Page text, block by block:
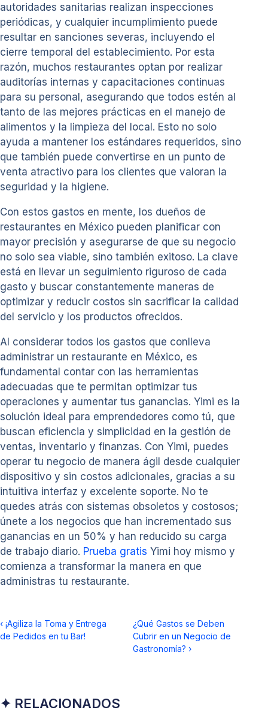
autoridades sanitarias realizan inspecciones
periódicas, y cualquier incumplimiento puede
resultar en sanciones severas, incluyendo el
cierre temporal del establecimiento. Por esta
razón, muchos restaurantes optan por realizar
auditorías internas y capacitaciones continuas
para su personal, asegurando que todos estén al
tanto de las mejores prácticas en el manejo de
alimentos y la limpieza del local. Esto no solo
ayuda a mantener los estándares requeridos, sino
que también puede convertirse en un punto de
venta atractivo para los clientes que valoran la
seguridad y la higiene.
Con estos gastos en mente, los dueños de
restaurantes en México pueden planificar con
mayor precisión y asegurarse de que su negocio
no solo sea viable, sino también exitoso. La clave
está en llevar un seguimiento riguroso de cada
gasto y buscar constantemente maneras de
optimizar y reducir costos sin sacrificar la calidad
del servicio y los productos ofrecidos.
Al considerar todos los gastos que conlleva
administrar un restaurante en México, es
fundamental contar con las herramientas
adecuadas que te permitan optimizar tus
operaciones y aumentar tus ganancias. Yimi es la
solución ideal para emprendedores como tú, que
buscan eficiencia y simplicidad en la gestión de
ventas, inventario y finanzas. Con Yimi, puedes
operar tu negocio de manera ágil desde cualquier
dispositivo y sin costos adicionales, gracias a su
intuitiva interfaz y excelente soporte. No te
quedes atrás con sistemas obsoletos y costosos;
únete a los negocios que han incrementado sus
ganancias en un 50% y han reducido su carga
de trabajo diario. Prueba gratis Yimi hoy mismo y
comienza a transformar la manera en que
administras tu restaurante.
‹ ¡Agiliza la Toma y Entrega
de Pedidos en tu Bar!
¿Qué Gastos se Deben
Cubrir en un Negocio de
Gastronomía? ›
✦ RELACIONADOS